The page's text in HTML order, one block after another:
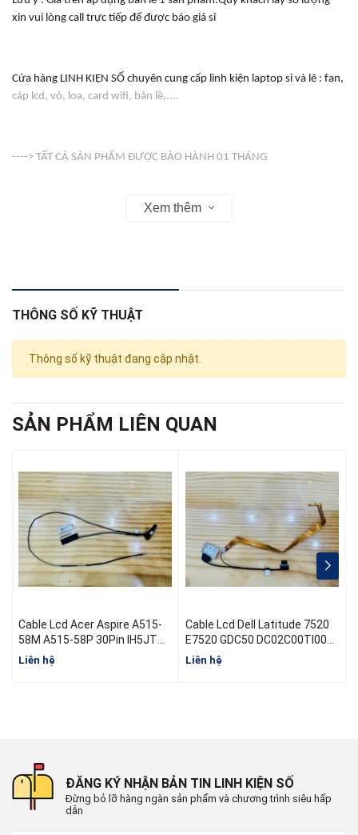
xin vui lòng call trực tiếp để được báo giá sỉ
Cửa hàng LINH KIỆN SỐ chuyên cung cấp linh kiện laptop sỉ và lẽ : fan,
cáp lcd, vỏ, loa, card wifi, bản lề,....
----> TẤT CẢ SẢN PHẨM ĐƯỢC BẢO HÀNH 01 THÁNG
Zalo: 0933.823.693 KD
Xem thêm
THÔNG SỐ KỸ THUẬT
Thông số kỹ thuật đang cập nhật.
SẢN PHẨM LIÊN QUAN
Cable Lcd Acer Aspire A515-
58M A515-58P 30Pin IH5JT
50.KHJN2.003 DC02004B300
Liên hệ
Cable Lcd Dell Latitude 7520
E7520 GDC50 DC02C00TI00
08V84N EDP FHD 2.7 RGB
30Pin 0.5
Liên hệ
ĐĂNG KÝ NHẬN BẢN TIN LINH KIỆN SỐ
Đừng bỏ lỡ hàng ngàn sản phẩm và chương trình siêu hấp
dẫn